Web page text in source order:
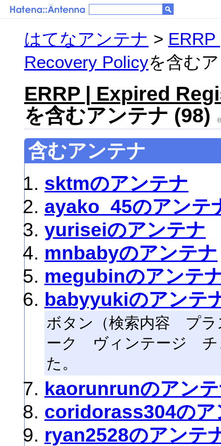
はてなアンテナ >
Recovery Policyを含む
ERRP | Expired
を含むアンテナ (98)
含むアンテナ
sktmのアンテナ
ayako_45のアンテ
yuriseiのアンテナ
mnbabyのアンテナ
megubinのアンテ
babyyukiのアンテ
ボタン（検索内容 プ
ーク ヴィンテージ チ
た。
kaorunrunのアン
coridorass304のア
ryan2528のアンテ